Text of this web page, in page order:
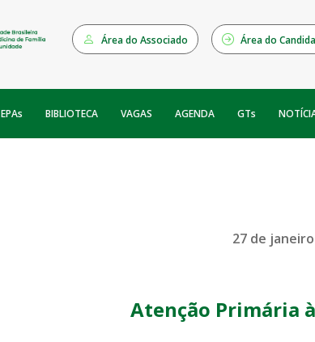
Área do Associado Área do
EPAs BIBLIOTECA VAGAS AGENDA GTs
27 de
Atenção Primária